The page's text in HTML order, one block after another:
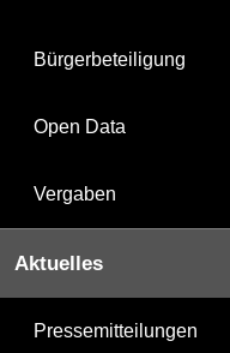
Bürgerbeteiligung
Open Data
Vergaben
Aktuelles
Pressemitteilungen